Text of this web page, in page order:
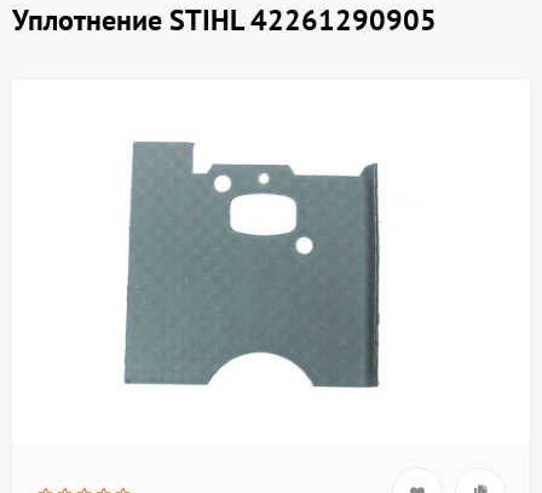
Уплотнение STIHL 42261290905